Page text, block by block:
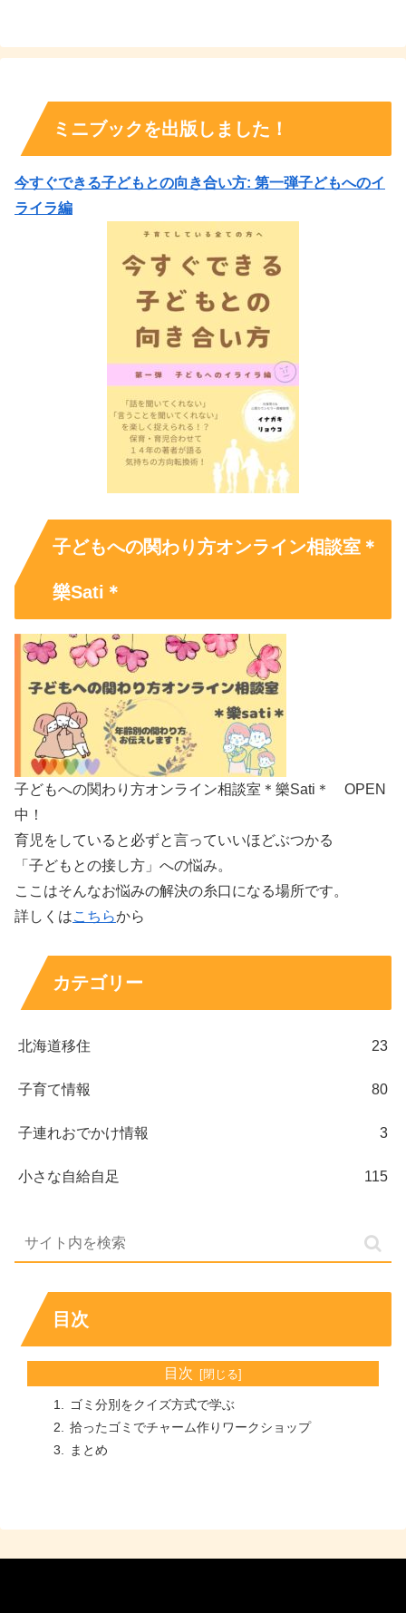
ミニブックを出版しました！
今すぐできる子どもとの向き合い方: 第一弾子どもへのイ
ライラ編
子どもへの関わり方オンライン相談室＊
樂Sati＊
子どもへの関わり方オンライン相談室＊樂Sati＊ OPEN
中！
育児をしていると必ずと言っていいほどぶつかる
「子どもとの接し方」への悩み。
ここはそんなお悩みの解決の糸口になる場所です。
詳しくはこちらから
カテゴリー
北海道移住 23
子育て情報 80
子連れおでかけ情報 3
小さな自給自足 115
目次
目次
ゴミ分別をクイズ方式で学ぶ
拾ったゴミでチャーム作りワークショップ
まとめ